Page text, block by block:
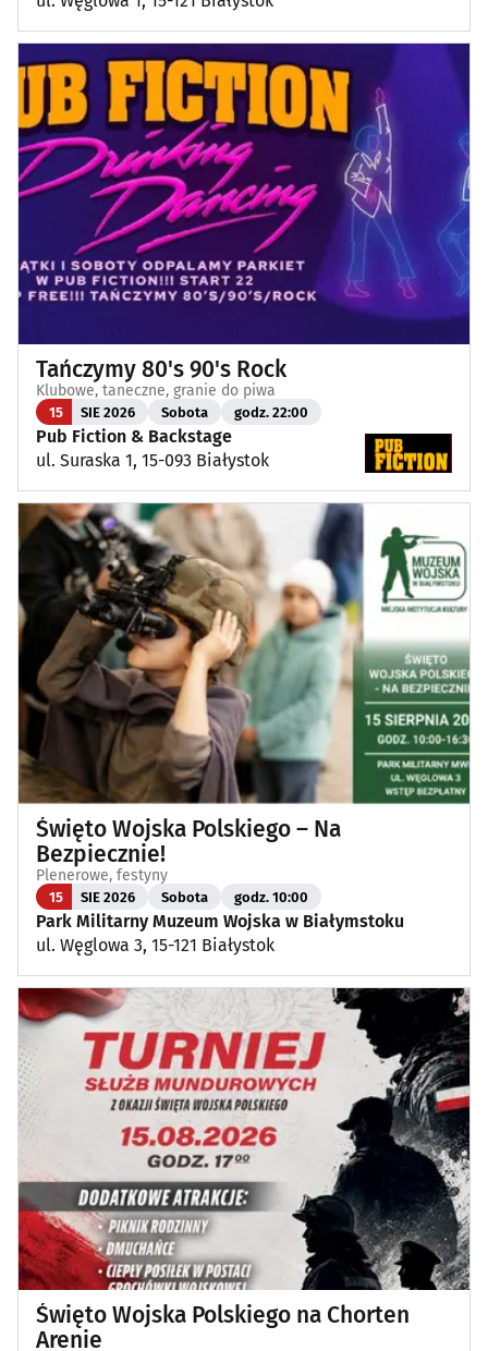
Tańczymy 80's 90's Rock
Klubowe, taneczne, granie do piwa
15 SIE 2026 Sobota godz. 22:00
Pub Fiction & Backstage
ul. Suraska 1, 15-093 Białystok
Święto Wojska Polskiego – Na
Bezpiecznie!
Plenerowe, festyny
15 SIE 2026 Sobota godz. 10:00
Park Militarny Muzeum Wojska w Białymstoku
ul. Węglowa 3, 15-121 Białystok
Święto Wojska Polskiego na Chorten
Arenie